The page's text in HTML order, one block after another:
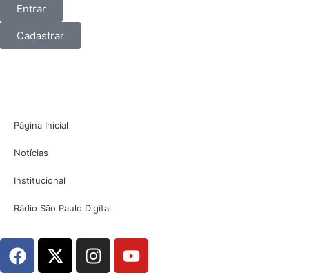
Entrar
Cadastrar
Página Inicial
Notícias
Institucional
Rádio São Paulo Digital